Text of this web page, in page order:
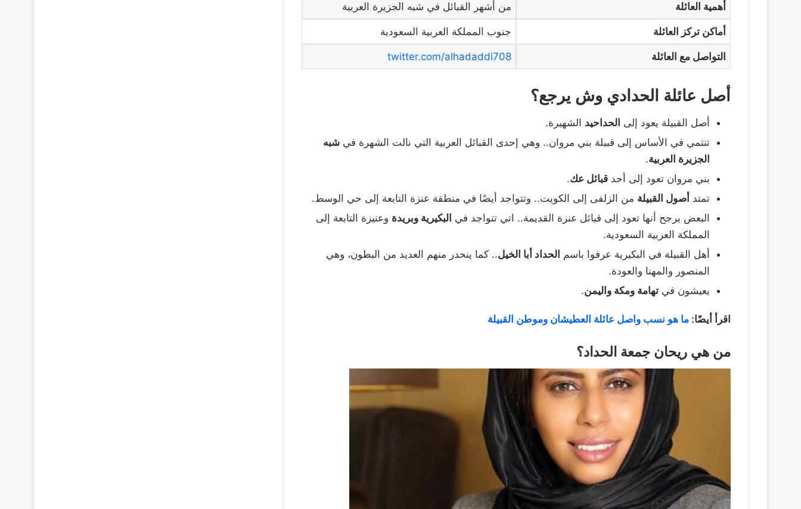
أهمية العائلة من أشهر القبائل في شبه الجزيرة العربية
أماكن تركز العائلة جنوب المملكة العربية السعودية
التواصل مع العائلة twitter.com/alhadaddi708
أصل عائلة الحدادي وش يرجع؟
أصل القبيلة يعود إلى الحداحيد الشهيرة.
تنتمي في الأساس إلى قبيلة بني مروان.. وهي إحدى القبائل العربية التي نالت الشهرة في شبه
الجزيرة العربية.
بني مروان تعود إلى أحد قبائل عك.
تمتد أصول القبيلة من الزلفى إلى الكويت.. وتتواجد أيضًا في منطقة عنزة التابعة إلى حي الوسط.
البعض يرجح أنها تعود إلى قبائل عنزة القديمة.. اتي تتواجد في البكيرية وبريدة وعنيزة التابعة إلى
المملكة العربية السعودية.
أهل القبيلة في البكيرية عرفوا باسم الحداد أبا الخيل.. كما ينحدر منهم العديد من البطون، وهي
المنصور والمهنا والعودة.
يعيشون في تهامة ومكة واليمن.
اقرأ أيضًا: ما هو نسب واصل عائلة العطيشان وموطن القبيلة
من هي ريحان جمعة الحداد؟